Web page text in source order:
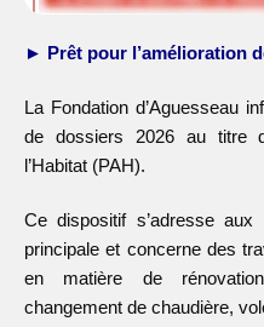
► Prêt pour l’amélioration
La Fondation d’Aguesseau
de dossiers 2026 au titre
l’Habitat (PAH).
Ce dispositif s’adresse
principale et concerne des
en matière de
changement de chaudière,